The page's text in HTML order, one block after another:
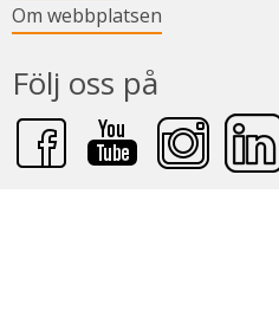
Om webbplatsen
Följ oss på